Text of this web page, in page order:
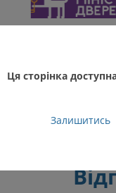
Ця сторінка
Залишитись